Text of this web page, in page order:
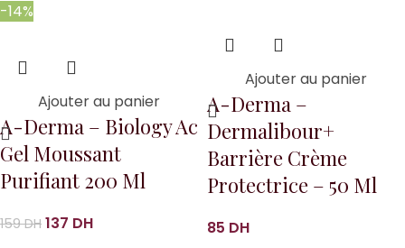
-14%
Ajouter au panier
A-Derma – Biology Ac
Gel Moussant
Purifiant 200 Ml
159DH 137 DH
Ajouter au panier
A-Derma –
Dermalibour+
Barrière Crème
Protectrice – 50 Ml
85 DH